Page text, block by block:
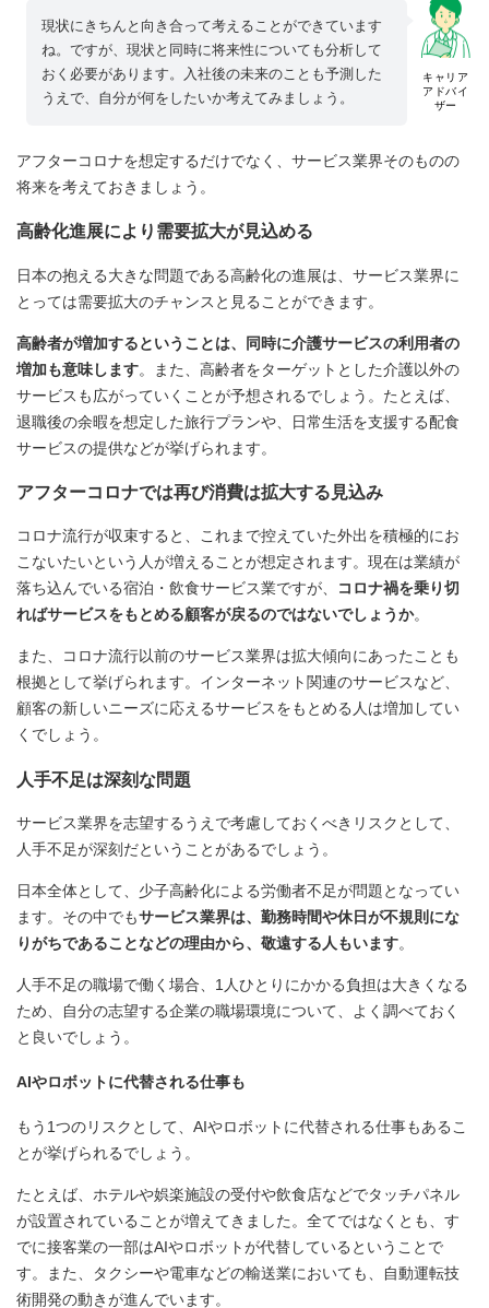
キャリア
アドバイ
ザー
現状にきちんと向き合って考えることができています
ね。ですが、現状と同時に将来性についても分析して
おく必要があります。入社後の未来のことも予測した
うえで、自分が何をしたいか考えてみましょう。
アフターコロナを想定するだけでなく、サービス業界そのものの
将来を考えておきましょう。
高齢化進展により需要拡大が見込める
日本の抱える大きな問題である高齢化の進展は、サービス業界に
とっては需要拡大のチャンスと見ることができます。
高齢者が増加するということは、同時に介護サービスの利用者の
増加も意味します。また、高齢者をターゲットとした介護以外の
サービスも広がっていくことが予想されるでしょう。たとえば、
退職後の余暇を想定した旅行プランや、日常生活を支援する配食
サービスの提供などが挙げられます。
アフターコロナでは再び消費は拡大する見込み
コロナ流行が収束すると、これまで控えていた外出を積極的にお
こないたいという人が増えることが想定されます。現在は業績が
落ち込んでいる宿泊・飲食サービス業ですが、
コロナ禍を乗り切
ればサービスをもとめる顧客が戻るのではないでしょうか。
また、コロナ流行以前のサービス業界は拡大傾向にあったことも
根拠として挙げられます。インターネット関連のサービスなど、
顧客の新しいニーズに応えるサービスをもとめる人は増加してい
くでしょう。
人手不足は深刻な問題
サービス業界を志望するうえで考慮しておくべきリスクとして、
人手不足が深刻だということがあるでしょう。
日本全体として、少子高齢化による労働者不足が問題となってい
ます。その中でもサービス業界は、勤務時間や休日が不規則にな
りがちであることなどの理由から、敬遠する人もいます。
人手不足の職場で働く場合、1人ひとりにかかる負担は大きくなる
ため、自分の志望する企業の職場環境について、よく調べておく
と良いでしょう。
AIやロボットに代替される仕事も
もう1つのリスクとして、AIやロボットに代替される仕事もあるこ
とが挙げられるでしょう。
たとえば、ホテルや娯楽施設の受付や飲食店などでタッチパネル
が設置されていることが増えてきました。全てではなくとも、す
でに接客業の一部はAIやロボットが代替しているということで
す。また、タクシーや電車などの輸送業においても、自動運転技
術開発の動きが進んでいます。